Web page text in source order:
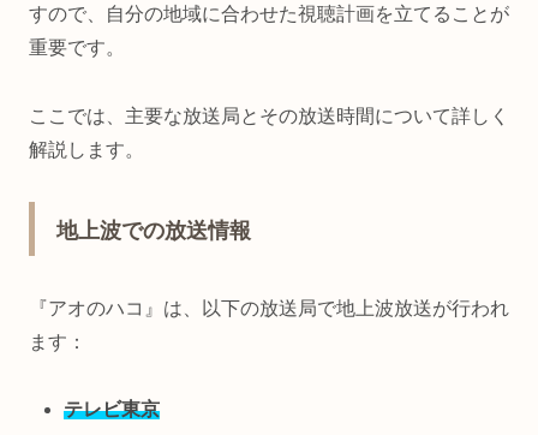
すので、自分の地域に合わせた視聴計画を立てることが
重要です。
ここでは、主要な放送局とその放送時間について詳しく
解説します。
地上波での放送情報
『アオのハコ』は、以下の放送局で地上波放送が行われ
ます：
テレビ東京